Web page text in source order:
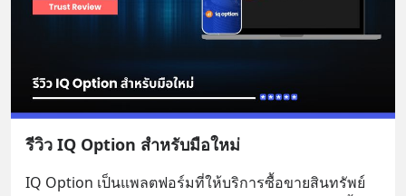
รีวิว IQ Option สำหรับมือใหม่
IQ Option เป็นแพลตฟอร์มที่ให้บริการซื้อขายสินทรัพย์